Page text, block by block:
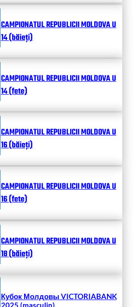
CAMPIONATUL REPUBLICII MOLDOVA U
14 (băieți)
CAMPIONATUL REPUBLICII MOLDOVA U
14 (fete)
CAMPIONATUL REPUBLICII MOLDOVA U
16 (băieți)
CAMPIONATUL REPUBLICII MOLDOVA U
16 (fete)
CAMPIONATUL REPUBLICII MOLDOVA U
18 (băieți)
Кубок Молдовы VICTORIABANK
2025 (masculin)